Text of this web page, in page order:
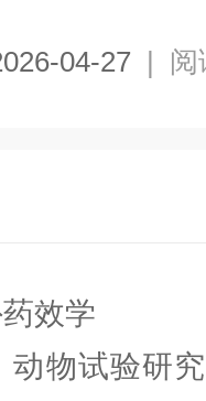
04-27 | 阅
效学
动物试验研